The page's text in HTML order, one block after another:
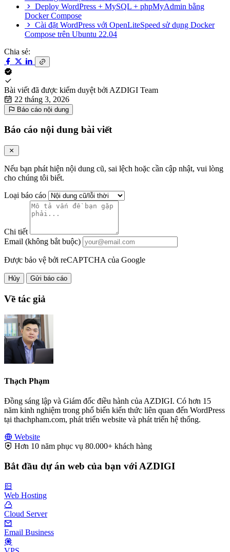
Deploy WordPress + MySQL + phpMyAdmin bằng
Docker Compose
Cài đặt WordPress với OpenLiteSpeed sử dụng Docker
Compose trên Ubuntu 22.04
Chia sẻ:
Bài viết đã được kiểm duyệt bởi AZDIGI Team
22 tháng 3, 2026
Báo cáo nội dung
Báo cáo nội dung bài viết
Nếu bạn phát hiện nội dung cũ, sai lệch hoặc cần cập nhật, vui lòng
cho chúng tôi biết.
Loại báo cáo
Chi tiết
Email (không bắt buộc)
Được bảo vệ bởi reCAPTCHA của Google
Hủy Gửi báo cáo
Về tác giả
Thạch Phạm
Đồng sáng lập và Giám đốc điều hành của AZDIGI. Có hơn 15
năm kinh nghiệm trong phổ biến kiến thức liên quan đến WordPress
tại thachpham.com, phát triển website và phát triển hệ thống.
Website
Hơn 10 năm phục vụ 80.000+ khách hàng
Bắt đầu dự án web của bạn với AZDIGI
Web Hosting
Cloud Server
Email Business